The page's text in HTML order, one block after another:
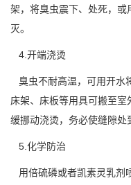
架，将臭虫震下、处死，
灭。
4.开端浇烫
臭虫不耐高温，可用开水
床架、床板等用具可搬至
缓挪动浇烫，务必使缝隙处
5.化学防治
用倍硫磷或者凯素灵乳剂